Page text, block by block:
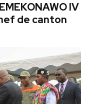
IV
de canton